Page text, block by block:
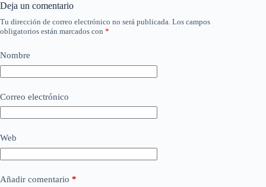
Deja un comentario
Tu dirección de correo electrónico no será publicada. Los campos
obligatorios están marcados con *
Nombre
Correo electrónico
Web
Añadir comentario *